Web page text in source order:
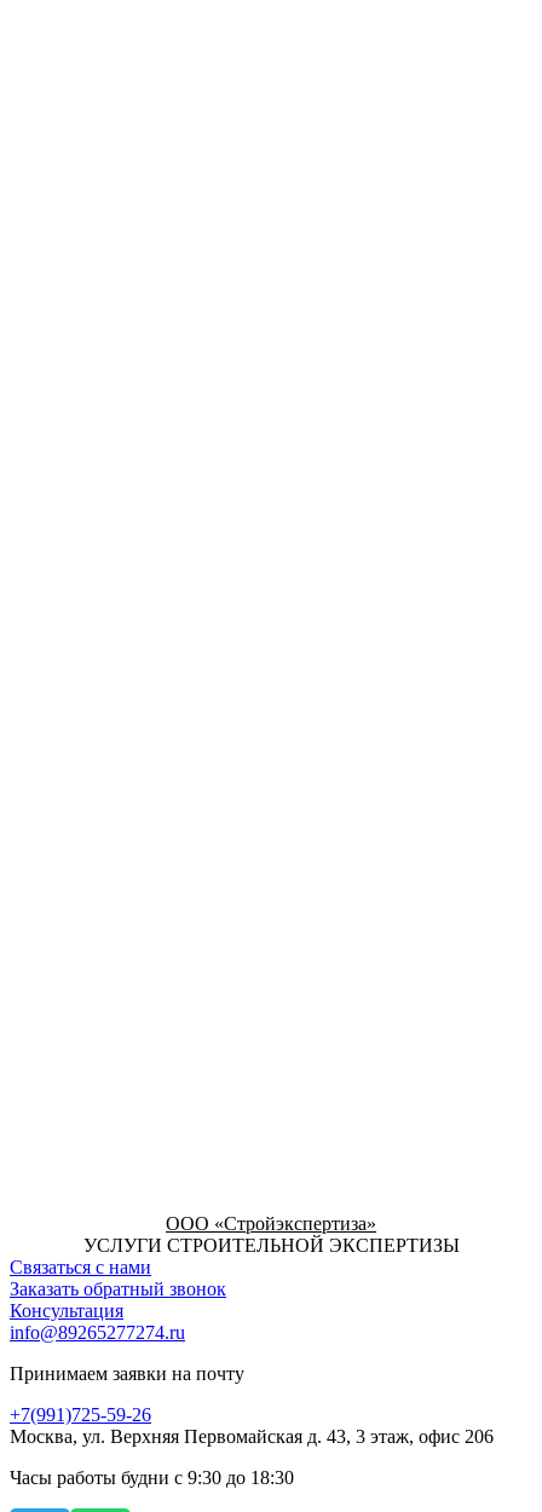
ООО «Стройэкспертиза»
УСЛУГИ СТРОИТЕЛЬНОЙ ЭКСПЕРТИЗЫ
Связаться с нами
Заказать обратный звонок
Консультация
info@89265277274.ru
Принимаем заявки на почту
+7(991)725-59-26
Москва, ул. Верхняя Первомайская д. 43, 3 этаж, офис 206
Часы работы будни с 9:30 до 18:30